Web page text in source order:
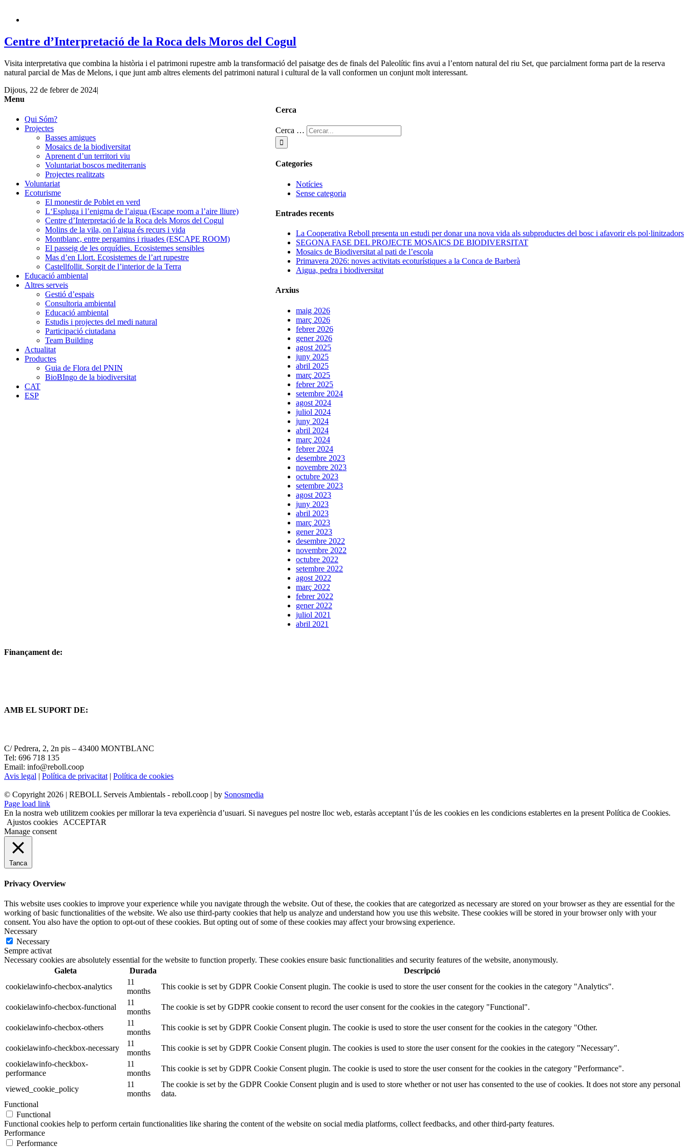
Centre d’Interpretació de la Roca dels Moros del Cogul
Visita interpretativa que combina la història i el patrimoni rupestre amb la transformació del paisatge des de finals del Paleolític fins avui a l’entorn natural del riu Set, que parcialment forma part de la reserva
natural parcial de Mas de Melons, i que junt amb altres elements del patrimoni natural i cultural de la vall conformen un conjunt molt interessant.
Dijous, 22 de febrer de 2024|
Cerca
Cerca …
Categories
Notícies
Sense categoria
Entrades recents
La Cooperativa Reboll presenta un estudi per donar una nova vida als subproductes del bosc i afavorir els pol·linitzadors
SEGONA FASE DEL PROJECTE MOSAICS DE BIODIVERSITAT
Mosaics de Biodiversitat al pati de l’escola
Primavera 2026: noves activitats ecoturístiques a la Conca de Barberà
Aigua, pedra i biodiversitat
Arxius
maig 2026
març 2026
febrer 2026
gener 2026
agost 2025
juny 2025
abril 2025
març 2025
febrer 2025
setembre 2024
agost 2024
juliol 2024
juny 2024
abril 2024
març 2024
febrer 2024
desembre 2023
novembre 2023
octubre 2023
setembre 2023
agost 2023
juny 2023
abril 2023
març 2023
gener 2023
desembre 2022
novembre 2022
octubre 2022
setembre 2022
agost 2022
març 2022
febrer 2022
gener 2022
juliol 2021
abril 2021
Menu
Qui Sóm?
Projectes
Basses amigues
Mosaics de la biodiversitat
Aprenent d’un territori viu
Voluntariat boscos mediterranis
Projectes realitzats
Voluntariat
Ecoturisme
El monestir de Poblet en verd
L‘Espluga i l’enigma de l’aigua (Escape room a l’aire lliure)
Centre d’Interpretació de la Roca dels Moros del Cogul
Molins de la vila, on l’aigua és recurs i vida
Montblanc, entre pergamins i riuades (ESCAPE ROOM)
El passeig de les orquídies. Ecosistemes sensibles
Mas d’en Llort. Ecosistemes de l’art rupestre
Castellfollit. Sorgit de l’interior de la Terra
Educació ambiental
Altres serveis
Gestió d’espais
Consultoria ambiental
Educació ambiental
Estudis i projectes del medi natural
Participació ciutadana
Team Building
Actualitat
Productes
Guia de Flora del PNIN
BioBIngo de la biodiversitat
CAT
ESP
Finançament de:
AMB EL SUPORT DE:
C/ Pedrera, 2, 2n pis – 43400 MONTBLANC
Tel: 696 718 135
Email: info@reboll.coop
Avis legal | Política de privacitat | Política de cookies
© Copyright 2026 | REBOLL Serveis Ambientals - reboll.coop | by Sonosmedia
Page load link
En la nostra web utilitzem cookies per millorar la teva experiència d’usuari. Si navegues pel nostre lloc web, estaràs acceptant l’ús de les cookies en les condicions establertes en la present Política de Cookies.
Ajustos cookies
ACCEPTAR
Manage consent
Tanca
Privacy Overview
This website uses cookies to improve your experience while you navigate through the website. Out of these, the cookies that are categorized as necessary are stored on your browser as they are essential for the
working of basic functionalities of the website. We also use third-party cookies that help us analyze and understand how you use this website. These cookies will be stored in your browser only with your
consent. You also have the option to opt-out of these cookies. But opting out of some of these cookies may affect your browsing experience.
Necessary
Necessary
Sempre activat
Necessary cookies are absolutely essential for the website to function properly. These cookies ensure basic functionalities and security features of the website, anonymously.
Galeta
Durada
Descripció
cookielawinfo-checbox-analytics
11
months
This cookie is set by GDPR Cookie Consent plugin. The cookie is used to store the user consent for the cookies in the category "Analytics".
cookielawinfo-checbox-functional
11
months
The cookie is set by GDPR cookie consent to record the user consent for the cookies in the category "Functional".
cookielawinfo-checbox-others
11
months
This cookie is set by GDPR Cookie Consent plugin. The cookie is used to store the user consent for the cookies in the category "Other.
cookielawinfo-checkbox-necessary
11
months
This cookie is set by GDPR Cookie Consent plugin. The cookies is used to store the user consent for the cookies in the category "Necessary".
cookielawinfo-checkbox-
performance
11
months
This cookie is set by GDPR Cookie Consent plugin. The cookie is used to store the user consent for the cookies in the category "Performance".
viewed_cookie_policy
11
months
The cookie is set by the GDPR Cookie Consent plugin and is used to store whether or not user has consented to the use of cookies. It does not store any personal
data.
Functional
Functional
Functional cookies help to perform certain functionalities like sharing the content of the website on social media platforms, collect feedbacks, and other third-party features.
Performance
Performance